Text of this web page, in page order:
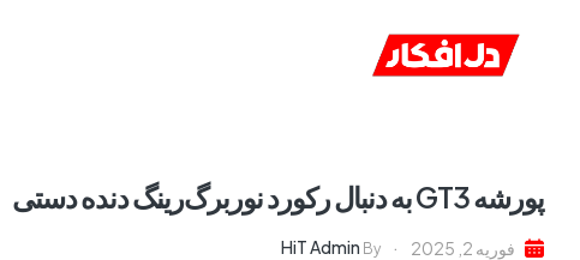
پورشه GT3 به دنبال رکورد نوربرگ‌رینگ دنده دستی
فوریه 2, 2025 By
HiT Admin